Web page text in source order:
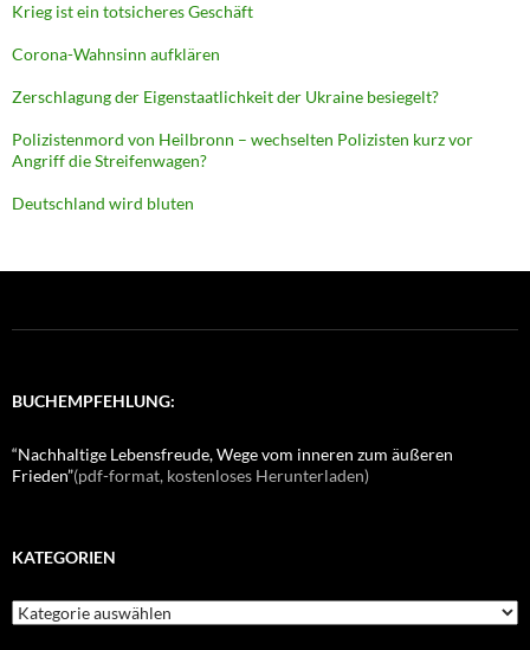
Krieg ist ein totsicheres Geschäft
Corona-Wahnsinn aufklären
Zerschlagung der Eigenstaatlichkeit der Ukraine besiegelt?
Polizistenmord von Heilbronn – wechselten Polizisten kurz vor
Angriff die Streifenwagen?
Deutschland wird bluten
BUCHEMPFEHLUNG:
“Nachhaltige Lebensfreude, Wege vom inneren zum äußeren
Frieden”(pdf-format, kostenloses Herunterladen)
KATEGORIEN
K